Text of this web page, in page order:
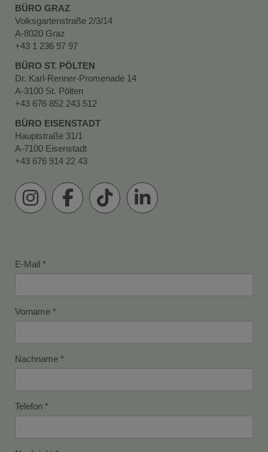
BÜRO GRAZ
Volksgartenstraße 2/3/14
A-8020 Graz
+43 1 236 97 97
BÜRO ST. PÖLTEN
Dr. Karl-Renner-Promenade 14
A-3100 St. Pölten
+43 676 852 243 512
BÜRO EISENSTADT
Hauptstraße 31/1
A-7100 Eisenstadt
+43 676 914 22 43
E-Mail
Vorname
Nachname
Telefon